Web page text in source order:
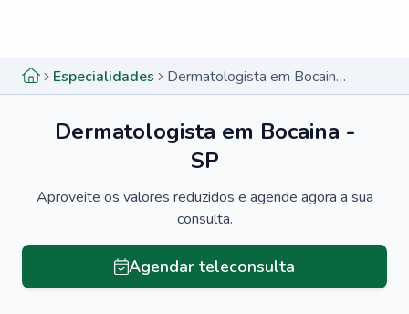
Especialidades Dermatologista em Bocaina - SP
Dermatologista em Bocaina -
SP
Aproveite os valores reduzidos e agende agora a sua
consulta.
Agendar teleconsulta